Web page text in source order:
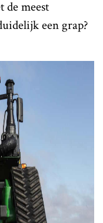
meest
een grap?